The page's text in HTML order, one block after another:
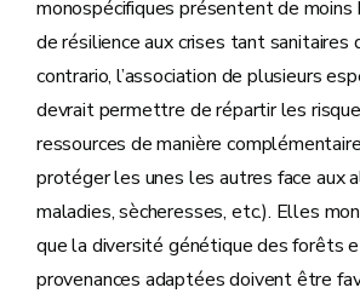
monospécifiques présentent de moins
de résilience aux crises tant sanitaires
contrario, l’association de plusieurs
devrait permettre de répartir les
ressources de manière
protéger les unes les autres face aux
maladies, sècheresses, etc.). Elles
que la diversité génétique des forêts
provenances adaptées doivent être